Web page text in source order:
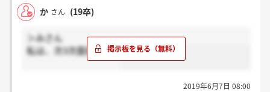
金はさらに膨らむ可能性がある。地銀経営は転換点を
迎えており、生き残りには政府が後押しする再編・統
合も選択肢となりそうだ。
か さん (19卒)
＞みさん
私は、次3次面接です。
2019年6月7日 08:00